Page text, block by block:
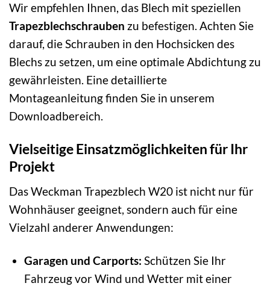
Wir empfehlen Ihnen, das Blech mit speziellen
Trapezblechschrauben zu befestigen. Achten Sie
darauf, die Schrauben in den Hochsicken des
Blechs zu setzen, um eine optimale Abdichtung zu
gewährleisten. Eine detaillierte
Montageanleitung finden Sie in unserem
Downloadbereich.
Vielseitige Einsatzmöglichkeiten für Ihr
Projekt
Das Weckman Trapezblech W20 ist nicht nur für
Wohnhäuser geeignet, sondern auch für eine
Vielzahl anderer Anwendungen:
Garagen und Carports: Schützen Sie Ihr
Fahrzeug vor Wind und Wetter mit einer